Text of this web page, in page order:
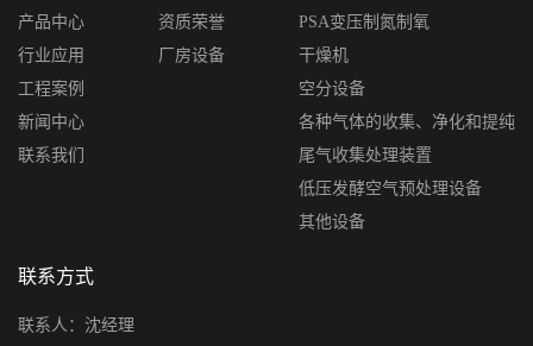
产品中心
行业应用
工程案例
新闻中心
联系我们
资质荣誉
厂房设备
PSA变压制氮制氧
干燥机
空分设备
各种气体的收集、净化和提纯
尾气收集处理装置
低压发酵空气预处理设备
其他设备
联系方式
联系人：沈经理